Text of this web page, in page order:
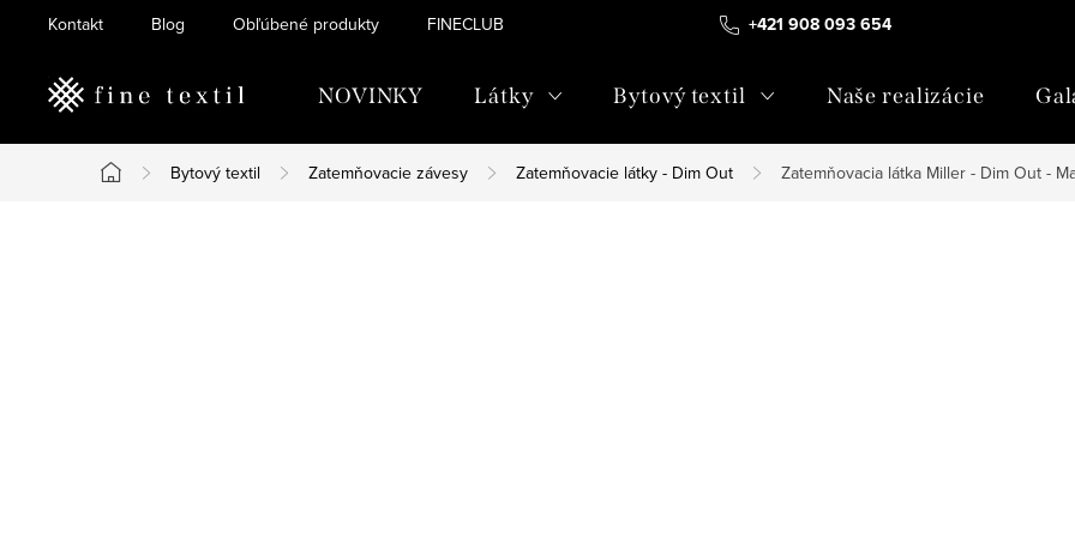
+421 908 093 654
Kontakt Blog Obľúbené produkty FINECLUB
NOVINKY Látky Bytový textil Naše realizácie
Domov
Bytový textil Zatemňovacie závesy Zatemňovacie látky - Dim Out Zatemňovacia látka Miller - Dim Out -